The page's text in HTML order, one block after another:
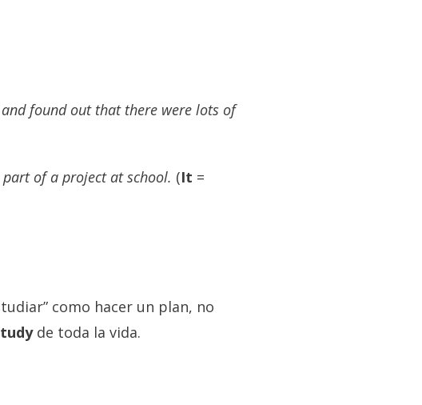
found out that there were lots of
of a project at school. (It =
como hacer un plan, no
de toda la vida.